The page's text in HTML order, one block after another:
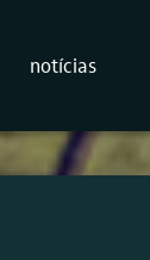
notícias